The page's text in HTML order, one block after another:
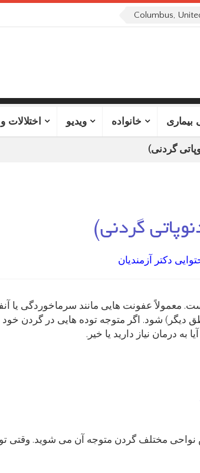
بیماری خانواده ویدیو اختلالات
گردنی)
گردنی)
دکتر آزمندیان
معمولاً عفونت هایی مانند سرماخوردگی یا
دیگر) شود. اگر متوجه توده هایی در گردن
به درمان نیاز دارید یا خیر.
نواحی مختلف گردن متوجه آن می شوید.